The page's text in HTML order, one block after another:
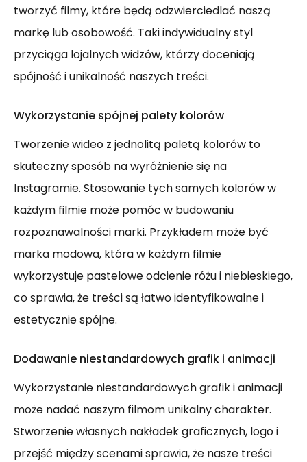
tworzyć filmy, które będą odzwierciedlać naszą
markę lub osobowość. Taki indywidualny styl
przyciąga lojalnych widzów, którzy doceniają
spójność i unikalność naszych treści.
Wykorzystanie spójnej palety kolorów
Tworzenie wideo z jednolitą paletą kolorów to
skuteczny sposób na wyróżnienie się na
Instagramie. Stosowanie tych samych kolorów w
każdym filmie może pomóc w budowaniu
rozpoznawalności marki. Przykładem może być
marka modowa, która w każdym filmie
wykorzystuje pastelowe odcienie różu i niebieskiego,
co sprawia, że treści są łatwo identyfikowalne i
estetycznie spójne.
Dodawanie niestandardowych grafik i animacji
Wykorzystanie niestandardowych grafik i animacji
może nadać naszym filmom unikalny charakter.
Stworzenie własnych nakładek graficznych, logo i
przejść między scenami sprawia, że nasze treści